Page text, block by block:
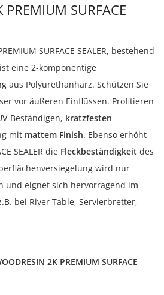
SURFACE
SURFACE SEALER, bestehend
ist eine 2-komponentige
aus Polyurethanharz. Schützen Sie
vor äußeren Einflüssen. Profitieren
Beständigen, kratzfesten
mit mattem Finish. Ebenso erhöht
SEALER die Fleckbeständigkeit des
wird nur
und eignet sich hervorragend im
bei River Table, Servierbretter,
2K PREMIUM SURFACE